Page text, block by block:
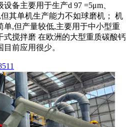
备主要用于生产d 97 =5μm、
但其单机生产能力不如球磨机； 机
单,但产量较低,主要用于中小型重
式搅拌磨 在欧洲的大型重质碳酸钙
前应用很少。